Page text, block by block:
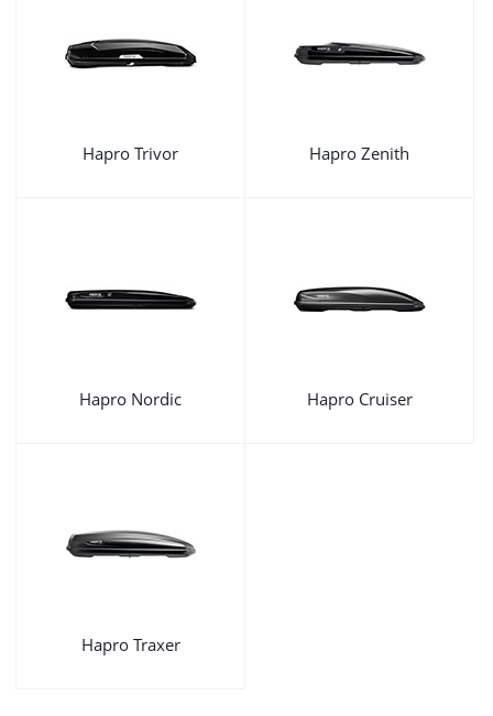
Hapro Trivor Hapro Zenith
Hapro Nordic Hapro Cruiser
Hapro Traxer